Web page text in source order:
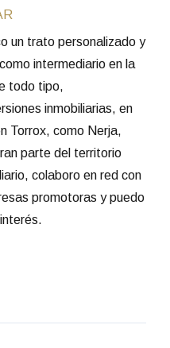
un trato personalizado y
intermediario en la
todo tipo,
inmobiliarias, en
Torrox, como Nerja,
parte del territorio
colaboro en red con
promotoras y puedo